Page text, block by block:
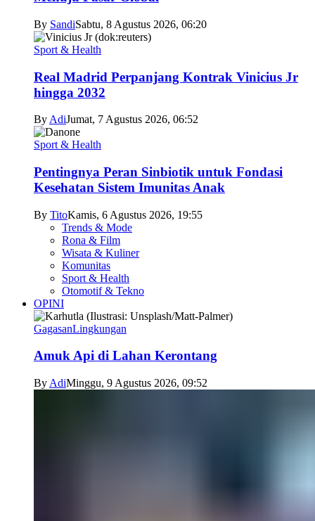
By SandiSabtu, 8 Agustus 2026, 06:20
Sport & Health
Real Madrid Perpanjang Kontrak Vinicius Jr
hingga 2032
By AdiJumat, 7 Agustus 2026, 06:52
Sport & Health
Pentingnya Peran Sinbiotik untuk Fondasi
Kesehatan Sistem Imunitas Anak
By TitoKamis, 6 Agustus 2026, 19:55
Trends & Mode
Rona & Film
Wisata & Kuliner
Komunitas
Sport & Health
Otomotif & Tekno
OPINI
GagasanLingkungan
Amuk Api di Lahan Kerontang
By AdiMinggu, 9 Agustus 2026, 09:52